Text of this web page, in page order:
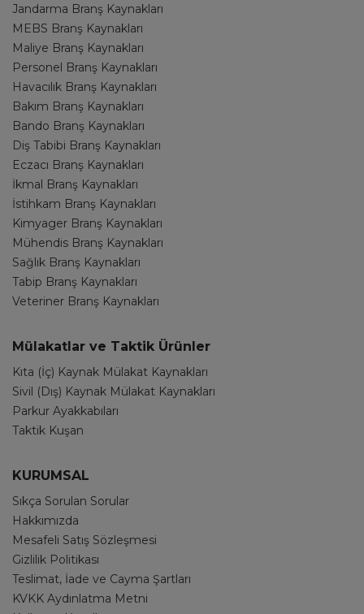
Jandarma Branş Kaynakları
MEBS Branş Kaynakları
Maliye Branş Kaynakları
Personel Branş Kaynakları
Havacılık Branş Kaynakları
Bakım Branş Kaynakları
Bando Branş Kaynakları
Diş Tabibi Branş Kaynakları
Eczacı Branş Kaynakları
İkmal Branş Kaynakları
İstihkam Branş Kaynakları
Kimyager Branş Kaynakları
Mühendis Branş Kaynakları
Sağlık Branş Kaynakları
Tabip Branş Kaynakları
Veteriner Branş Kaynakları
Mülakatlar ve Taktik Ürünler
Kıta (İç) Kaynak Mülakat Kaynakları
Sivil (Dış) Kaynak Mülakat Kaynakları
Parkur Ayakkabıları
Taktik Kuşan
KURUMSAL
Sıkça Sorulan Sorular
Hakkımızda
Mesafeli Satış Sözleşmesi
Gizlilik Politikası
Teslimat, İade ve Cayma Şartları
KVKK Aydınlatma Metni